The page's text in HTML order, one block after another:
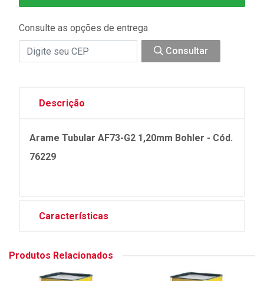
Consulte as opções de entrega
Consultar
Descrição
Arame Tubular AF73-G2 1,20mm Bohler - Cód.
76229
Características
Produtos Relacionados